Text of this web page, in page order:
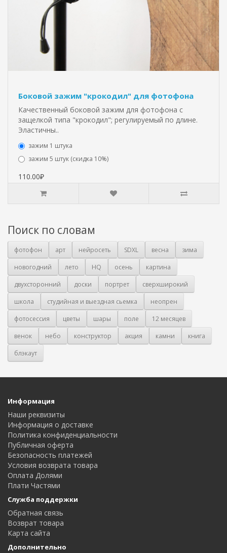
Боковой зажим "крокодил" для фотофона
Качественный боковой зажим для фотофона с
защелкой типа "крокодил"; регулируемый по длине.
Эластичны..
зажим 1 штука
зажим 5 штук (скидка 10%)
110.00₽
Поиск по словам
фотофон арт нейросеть SDXL весна
зима
новогодний
лето HQ осень
картина
двухсторонний
доски портрет
сверхширокий
школа
студийная и выездная сьемка
неопрен
фотосессия
цветы шары поле
12 месяцев
венок
небо конструктор акция камни
книга
блэкаут
Информация
Наши реквизиты
Информация о доставке
Политика конфиденциальности
Публичная оферта
Безопасность платежей
Условия возврата товара
Оплата Долями
Плати Частями
Служба поддержки
Обратная связь
Возврат товара
Карта сайта
Дополнительно